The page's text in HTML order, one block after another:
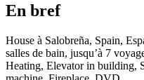
En bref
House à Salobreña, Spain,
salles de bain, jusqu’à 7
Heating, Elevator in building,